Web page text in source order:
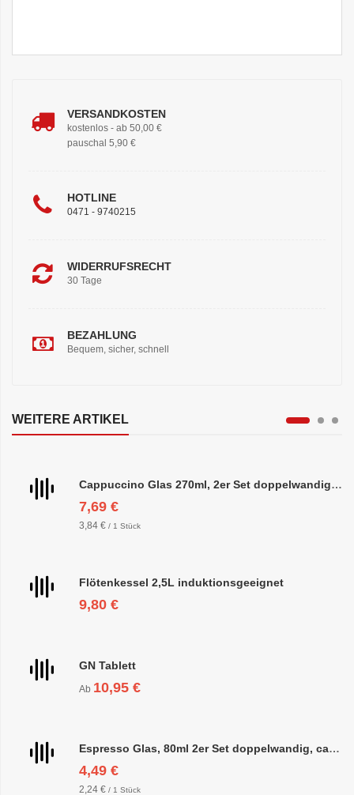
VERSANDKOSTEN
kostenlos - ab 50,00 €
pauschal 5,90 €
HOTLINE
0471 - 9740215
WIDERRUFSRECHT
30 Tage
BEZAHLUNG
Bequem, sicher, schnell
WEITERE ARTIKEL
Cappuccino Glas 270ml, 2er Set doppelwandig, ca. 8,5 x 10cm
7,69 €
3,84 € / 1 Stück
Flötenkessel 2,5L induktionsgeeignet
9,80 €
GN Tablett
Ab 10,95 €
Espresso Glas, 80ml 2er Set doppelwandig, ca. 6,3 x 6,4cm
4,49 €
2,24 € / 1 Stück